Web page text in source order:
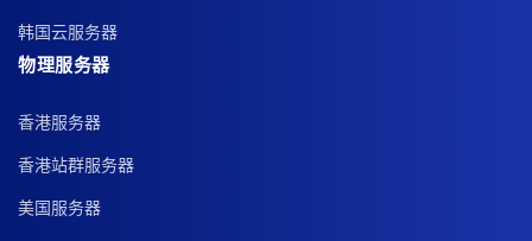
韩国云服务器
物理服务器
香港服务器
香港站群服务器
美国服务器